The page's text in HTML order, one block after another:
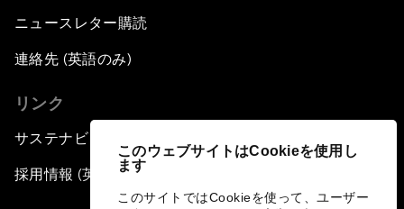
このウェブサイトはCookieを使用し
ます
このサイトではCookieを使って、ユーザー
ニュースレター購読
連絡先 (英語のみ)
リンク
サステナビリティへの取り組み
採用情報 (英語のみ)